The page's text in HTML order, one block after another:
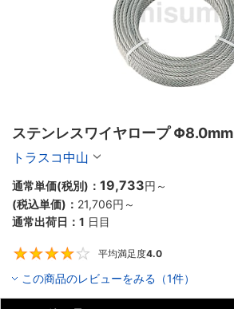
ステンレスワイヤロープ Φ8.0mm
トラスコ中山
通常単価(税別)： 19,733円 ～
(税込単価)： 21,706円 ～
通常出荷日： 1 日目
平均満足度4.0
この商品のレビューをみる（1件）